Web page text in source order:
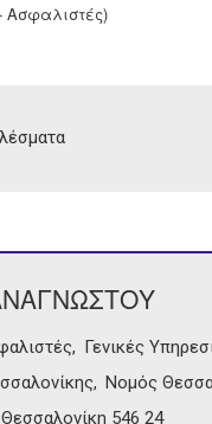
Ασφαλιστές)
Γενικές
Νομός
546 24